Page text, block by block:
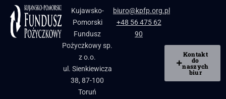
Kujawsko-
Pomorski
Fundusz
Pożyczkowy sp.
z o.o.
ul. Sienkiewicza
38, 87-100
Toruń
biuro@kpfp.org.pl
+48 56 475 62
90
Kontakt
do
naszych
biur